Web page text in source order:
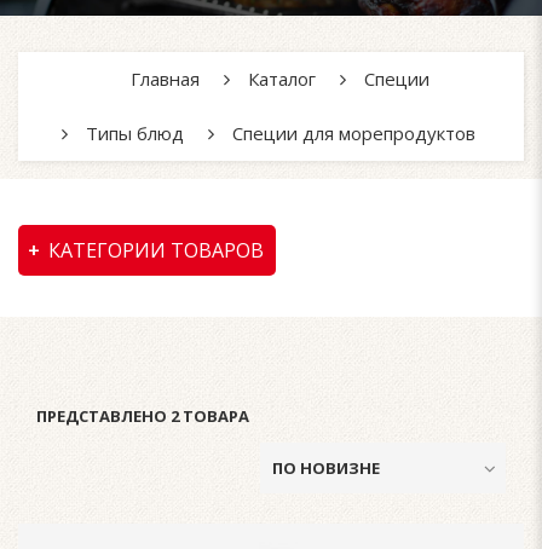
Главная Каталог Специи
Типы блюд Специи для морепродуктов
КАТЕГОРИИ ТОВАРОВ
ПРЕДСТАВЛЕНО 2 ТОВАРА